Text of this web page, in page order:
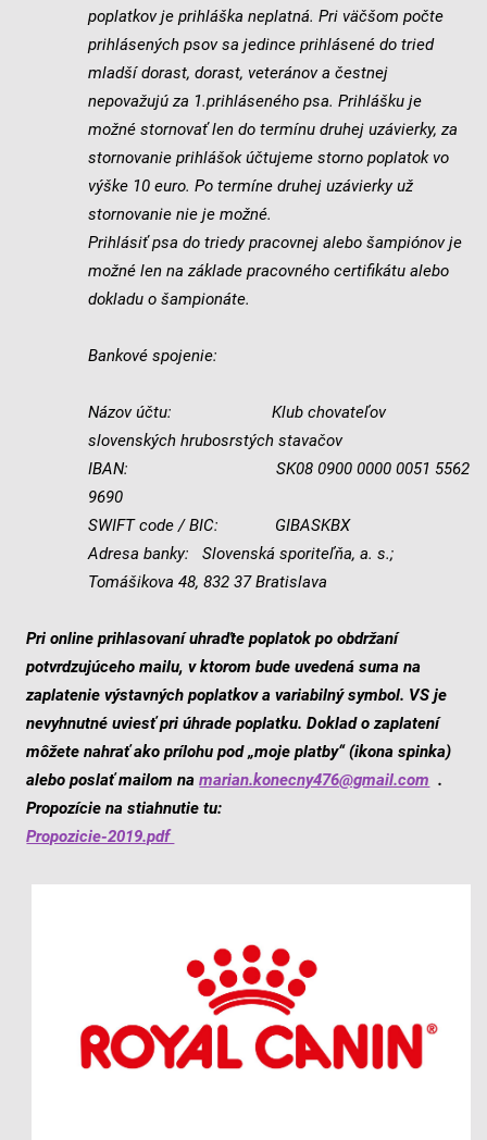
poplatkov je prihláška neplatná. Pri väčšom počte
prihlásených psov sa jedince prihlásené do tried
mladší dorast, dorast, veteránov a čestnej
nepovažujú za 1.prihláseného psa. Prihlášku je
možné stornovať len do termínu druhej uzávierky, za
stornovanie prihlášok účtujeme storno poplatok vo
výške 10 euro. Po termíne druhej uzávierky už
stornovanie nie je možné.
Prihlásiť psa do triedy pracovnej alebo šampiónov je
možné len na základe pracovného certifikátu alebo
dokladu o šampionáte.
Bankové spojenie:
Názov účtu: Klub chovateľov
slovenských hrubosrstých stavačov
IBAN: SK08 0900 0000 0051 5562
9690
SWIFT code / BIC: GIBASKBX
Adresa banky: Slovenská sporiteľňa, a. s.;
Tomášikova 48, 832 37 Bratislava
Pri online prihlasovaní uhraďte poplatok po obdržaní
potvrdzujúceho mailu, v ktorom bude uvedená suma na
zaplatenie výstavných poplatkov a variabilný symbol. VS je
nevyhnutné uviesť pri úhrade poplatku. Doklad o zaplatení
môžete nahrať ako prílohu pod „moje platby“ (ikona spinka)
alebo poslať mailom namarian.konecny476@gmail.com .
Propozície na stiahnutie tu:
Propozicie-2019.pdf